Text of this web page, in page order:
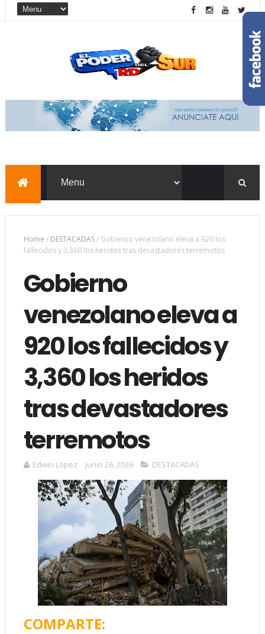
Home / DESTACADAS/ Gobierno venezolano eleva a 920 los
fallecidos y 3,360 los heridos tras devastadores terremotos
Gobierno
venezolano eleva a
920 los fallecidos y
3,360 los heridos
tras devastadores
terremotos
Edwin López junio 26, 2026 DESTACADAS
COMPARTE: